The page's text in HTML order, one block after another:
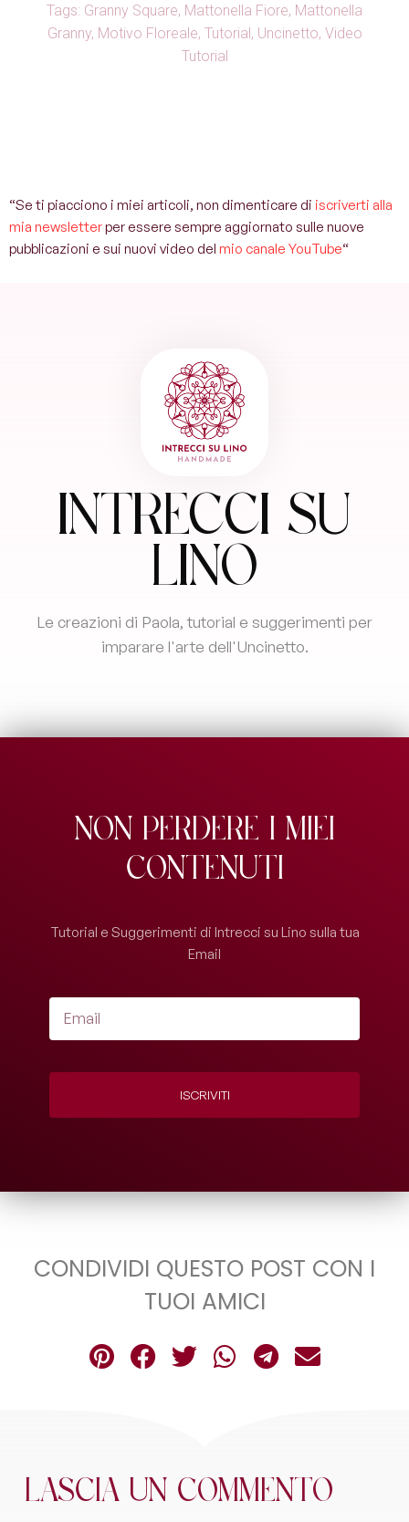
Tags: Granny Square, Mattonella Fiore, Mattonella
Granny, Motivo Floreale, Tutorial, Uncinetto, Video
Tutorial
“Se ti piacciono i miei articoli, non dimenticare di iscriverti alla
mia newsletterper essere sempre aggiornato sulle nuove
pubblicazioni e sui nuovi video del mio canale YouTube“
Intrecci su
Lino
Le creazioni di Paola, tutorial e suggerimenti per
imparare l'arte dell'Uncinetto.
Non perdere i miei
contenuti
Tutorial e Suggerimenti di Intrecci su Lino sulla tua
Email
ISCRIVITI
CONDIVIDI QUESTO POST CON I
TUOI AMICI
Lascia un commento